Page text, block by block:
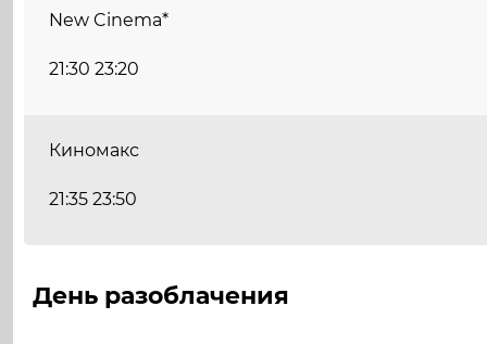
New Cinema*
21:30 23:20
Киномакс
21:35 23:50
День разоблачения